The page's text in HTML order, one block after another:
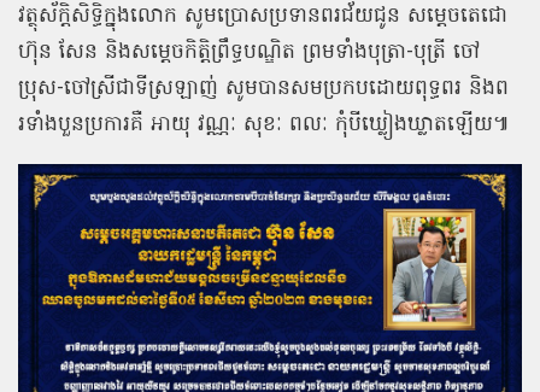
វត្ថុស័ក្តិសិទ្ធិក្នុងលោក សូមប្រោសប្រទានពរជ័យជូន សម្ដេចតេជោ
ហ៊ុន សែន និងសម្តេចកិត្តិព្រឹទ្ធបណ្ឌិត ព្រមទាំងបុត្រា-បុត្រី ចៅ
ប្រុស-ចៅស្រីជាទីស្រឡាញ់ សូមបានសមប្រកបដោយពុទ្ធពរ និងព
រទាំងបួនប្រការគឺ អាយុ វណ្ណៈ សុខៈ ពលៈ កុំបីឃ្លៀងឃ្លាតឡើយ៕